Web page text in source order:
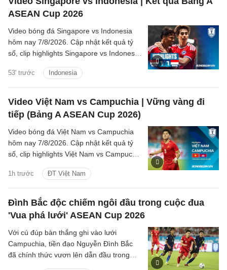
ASEAN Cup 2026
53' trước Indonesia
Video bóng đá Singapore vs Indonesia
hôm nay 7/8/2026. Cập nhật kết quả tỷ
số, clip highlights Singapore vs Indonesia
huống trên sân.
Video Việt Nam vs Campuchia | Vững vàng đi
tiếp (Bảng A ASEAN Cup 2026)
1h trước ĐT Việt Nam
Video bóng đá Việt Nam vs Campuchia
hôm nay 7/8/2026. Cập nhật kết quả tỷ
số, clip highlights Việt Nam vs Campuchia
huống trên sân.
Đình Bắc độc chiếm ngôi đầu trong cuộc đua
'Vua phá lưới' ASEAN Cup 2026
Với cú đúp bàn thắng ghi vào lưới
Campuchia, tiền đạo Nguyễn Đình Bắc
đã chính thức vươn lên dẫn đầu trong